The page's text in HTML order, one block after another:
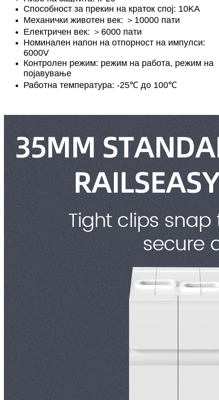
Способност за прекин на краток спој: 10KA
Механички животен век: ＞10000 пати
Електричен век: ＞6000 пати
Номинален напон на отпорност на импулси:
6000V
Контролен режим: режим на работа, режим на
појавување
Работна температура: -25℃ до 100℃